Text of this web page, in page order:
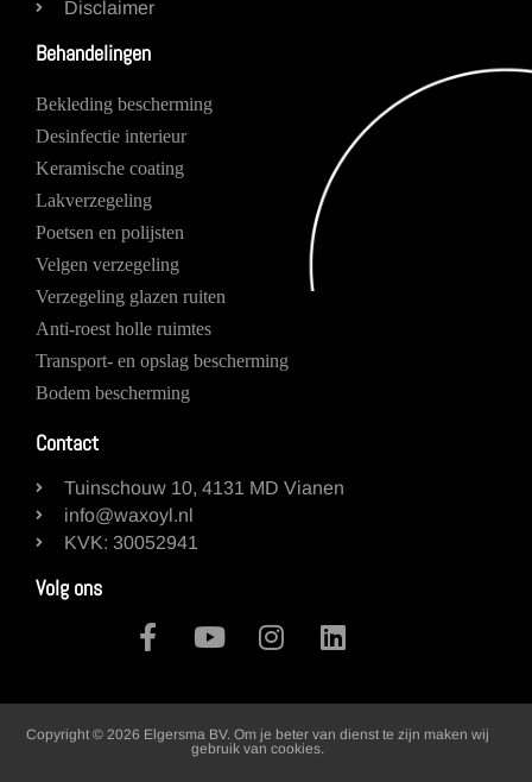
Disclaimer
Behandelingen
Bekleding bescherming
Desinfectie interieur
Keramische coating
Lakverzegeling
Poetsen en polijsten
Velgen verzegeling
Verzegeling glazen ruiten
Anti-roest holle ruimtes
Transport- en opslag bescherming
Bodem bescherming
Contact
Tuinschouw 10, 4131 MD Vianen
info@waxoyl.nl
KVK: 30052941
Volg ons
Copyright © 2026 Elgersma BV. Om je beter van dienst te zijn maken wij
gebruik van cookies.